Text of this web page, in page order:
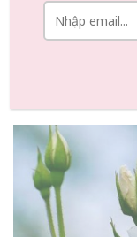
Ngoài ra, hoa
tưởng về một khởi
chọn tuyệt vời
đặc biệt khác